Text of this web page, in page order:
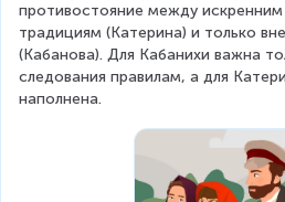
противостояние между
традициям (Катерина) и только
(Кабанова). Для Кабанихи важна
следования правилам, а для
наполнена.